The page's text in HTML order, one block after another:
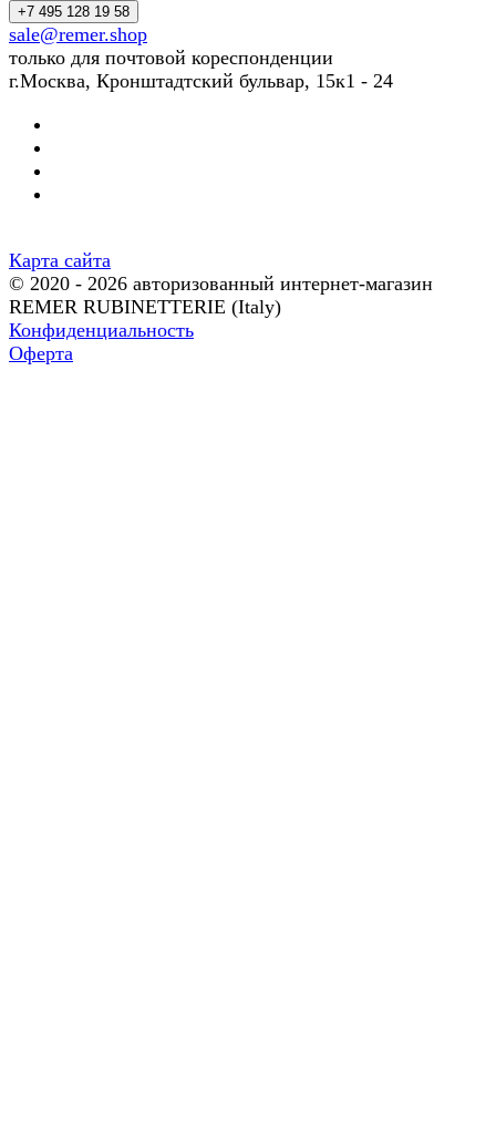
+7 495 128 19 58
sale@remer.shop
только для почтовой кореспонденции
г.Москва, Кронштадтский бульвар, 15к1 - 24
Карта сайта
© 2020 - 2026 авторизованный интернет-магазин
REMER RUBINETTERIE (Italy)
Конфиденциальность
Оферта